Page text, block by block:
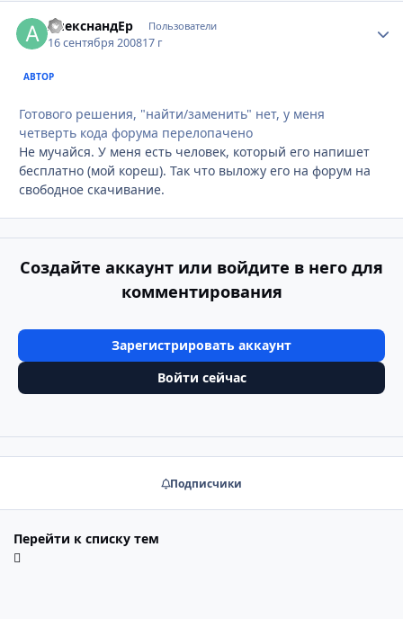
АлекснандЕр Пользователи
16 сентября 200817 г
АВТОР
Готового решения, "найти/заменить" нет, у меня
четверть кода форума перелопачено
Не мучайся. У меня есть человек, который его напишет
бесплатно (мой кореш). Так что выложу его на форум на
свободное скачивание.
Создайте аккаунт или войдите в него для
комментирования
Зарегистрировать аккаунт
Войти сейчас
Подписчики
Перейти к списку тем